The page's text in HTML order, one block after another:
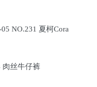
NO.231 夏柯Cora
肉丝牛仔裤